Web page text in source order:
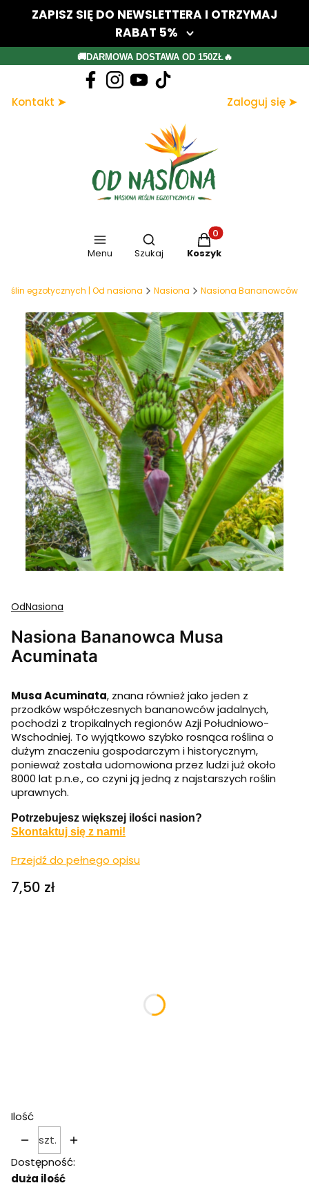
ZAPISZ SIĘ DO NEWSLETTERA I OTRZYMAJ
RABAT 5%
Twój adres e-mail
Dołącz do newslettera
Zapisując się, akceptujesz nasz Regulamin (w zakresie dotyczącym
🚚DARMOWA DOSTAWA OD 150ZŁ🔥
Kontakt ➤ Zaloguj się ➤
Menu
Otwórz wyszukiwarkę
Szukaj
Produkty w
Koszyk
egzotycznych | Od nasiona Nasiona Nasiona Bananowców
OdNasiona
Nasiona Bananowca Musa
Acuminata
Musa Acuminata, znana również jako jeden z
przodków współczesnych bananowców jadalnych,
pochodzi z tropikalnych regionów Azji Południowo-
Wschodniej. To wyjątkowo szybko rosnąca roślina o
dużym znaczeniu gospodarczym i historycznym,
ponieważ została udomowiona przez ludzi już około
8000 lat p.n.e., co czyni ją jedną z najstarszych roślin
uprawnych.
Potrzebujesz większej ilości nasion?
Skontaktuj się z nami!
Przejdź do pełnego opisu
Cena
7,50 zł
Ilość
szt.
Dostępność:
duża ilość